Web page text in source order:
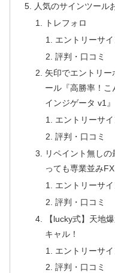
人気のサインツール
トレフォロ
エントリーサ
評判・口コミ
矢印でエントリ
ール『高勝率！
インジゲータ v1』
エントリーサ
評判・口コミ
リペイント無し
っても専業並みFX
エントリーサ
評判・口コミ
【lucky式】天地
キャル！
エントリーサ
評判・口コミ